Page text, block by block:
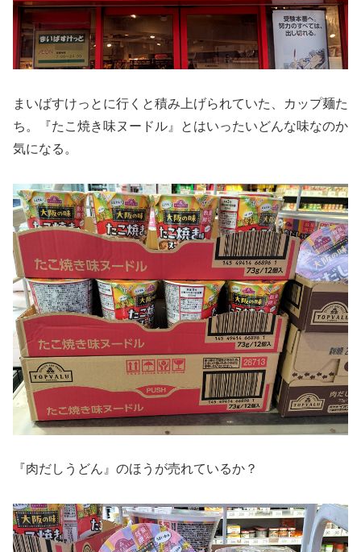
まいばすけっとに行くと積み上げられていた、カップ麺た
ち。『たこ焼き味ヌードル』とはいったいどんな味なのか
気になる。
『肉だしうどん』のほうが売れているか？